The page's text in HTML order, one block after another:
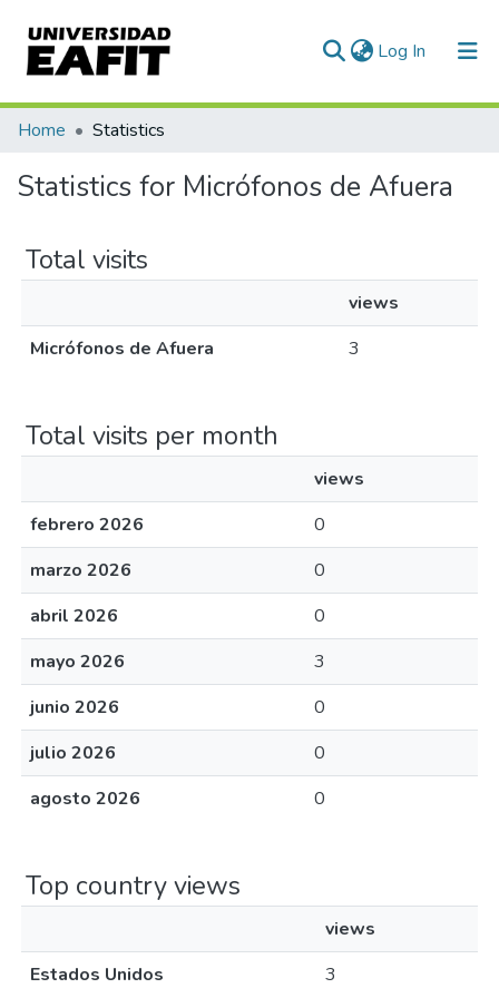
Log In (current)
Communities & Collections
All of DSpace
Home Statistics
Statistics for Micrófonos de Afuera
Total visits
views
Micrófonos de Afuera
3
Total visits per month
views
febrero 2026
0
marzo 2026
0
abril 2026
0
mayo 2026
3
junio 2026
0
julio 2026
0
agosto 2026
0
Top country views
views
Estados Unidos
3